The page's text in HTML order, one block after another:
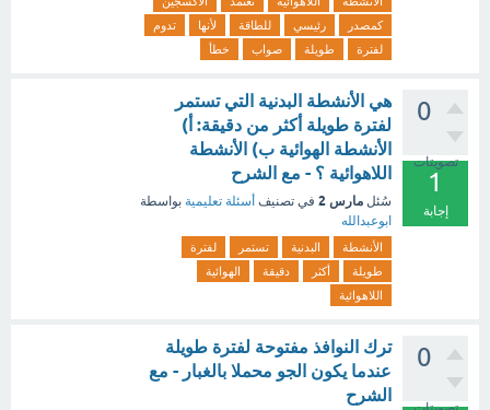
كمصدر
رئيسي للطاقة لأنها
تدوم
لفترة
طويلة صواب خطأ
0
تصويتات
1
إجابة
هي الأنشطة البدنية التي تستمر
لفترة طويلة أكثر من دقيقة: أ)
الأنشطة الهوائية ب) الأنشطة
اللاهوائية ؟ - مع الشرح
سُئل مارس 2 في تصنيف أسئلة تعليمية بواسطة
ابوعبدالله
الأنشطة البدنية تستمر
لفترة
طويلة
أكثر دقيقة
الهوائية
اللاهوائية
0
ترك النوافذ مفتوحة لفترة طويلة
عندما يكون الجو محملا بالغبار - مع
الشرح